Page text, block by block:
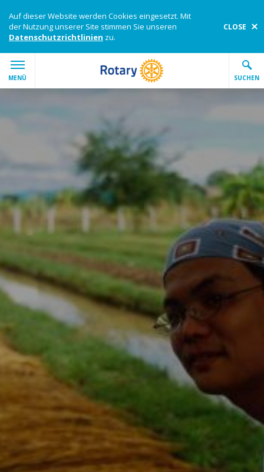
Auf dieser Website werden Cookies eingesetzt. Mit
der Nutzung unserer Site stimmen Sie unseren
Datenschutzrichtlinien zu.
CLOSE
Skip to main content
MAIN
MENÜ SUCHEN
Search Rotary.org
Über Rotary
Mitmachen
Unsere Anliegen
Programme
Aktuelles
Für Mitglieder